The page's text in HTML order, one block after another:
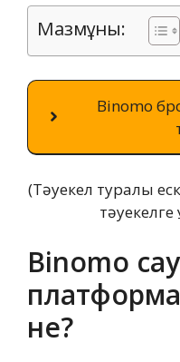
Мазмұны:
Binomo
(Тәуекел туралы
Binomo
не?